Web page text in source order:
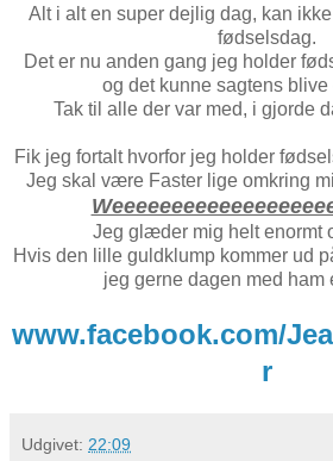
Alt i alt en super dejlig dag, kan
fødselsdag.
Det er nu anden gang jeg holder
og det kunne sagtens blive
Tak til alle der var med, i gjorde
Fik jeg fortalt hvorfor jeg holder
Jeg skal være Faster lige omkring
Jeg glæder mig helt enormt
Hvis den lille guldklump kommer ud
jeg gerne dagen med ham
www.facebook.com/
r
Udgivet: 22:09